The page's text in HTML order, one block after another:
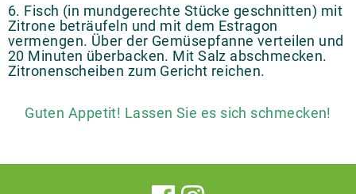
6. Fisch (in mundgerechte Stücke geschnitten) mit
Zitrone beträufeln und mit dem Estragon
vermengen. Über der Gemüsepfanne verteilen und
20 Minuten überbacken. Mit Salz abschmecken.
Zitronenscheiben zum Gericht reichen.
Guten Appetit! Lassen Sie es sich schmecken!